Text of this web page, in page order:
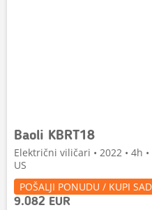
Baoli KBRT18
Električni viličari • 2022 • 4h
US
POŠALJI PONUDU / KUPI
9.082 EUR